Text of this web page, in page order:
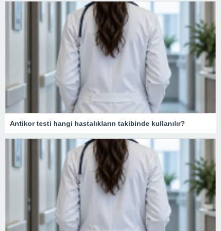
Antikor testi hangi hastalıkların takibinde kullanılır?